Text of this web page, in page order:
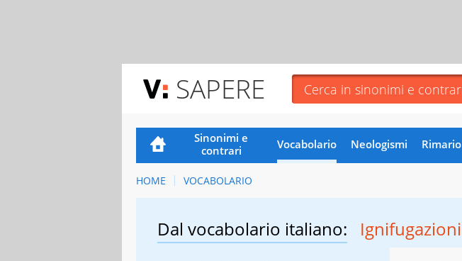
SAPERE
Sinonimi e
contrari
Vocabolario Neologismi Rimario
HOME VOCABOLARIO
Dal vocabolario italiano: Ignifugazioni